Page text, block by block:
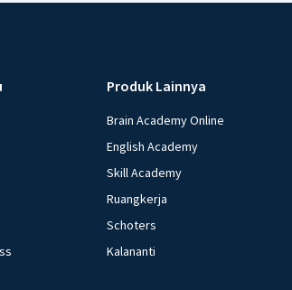
Produk Lainnya
Brain Academy Online
English Academy
Skill Academy
Ruangkerja
Schoters
Kalananti